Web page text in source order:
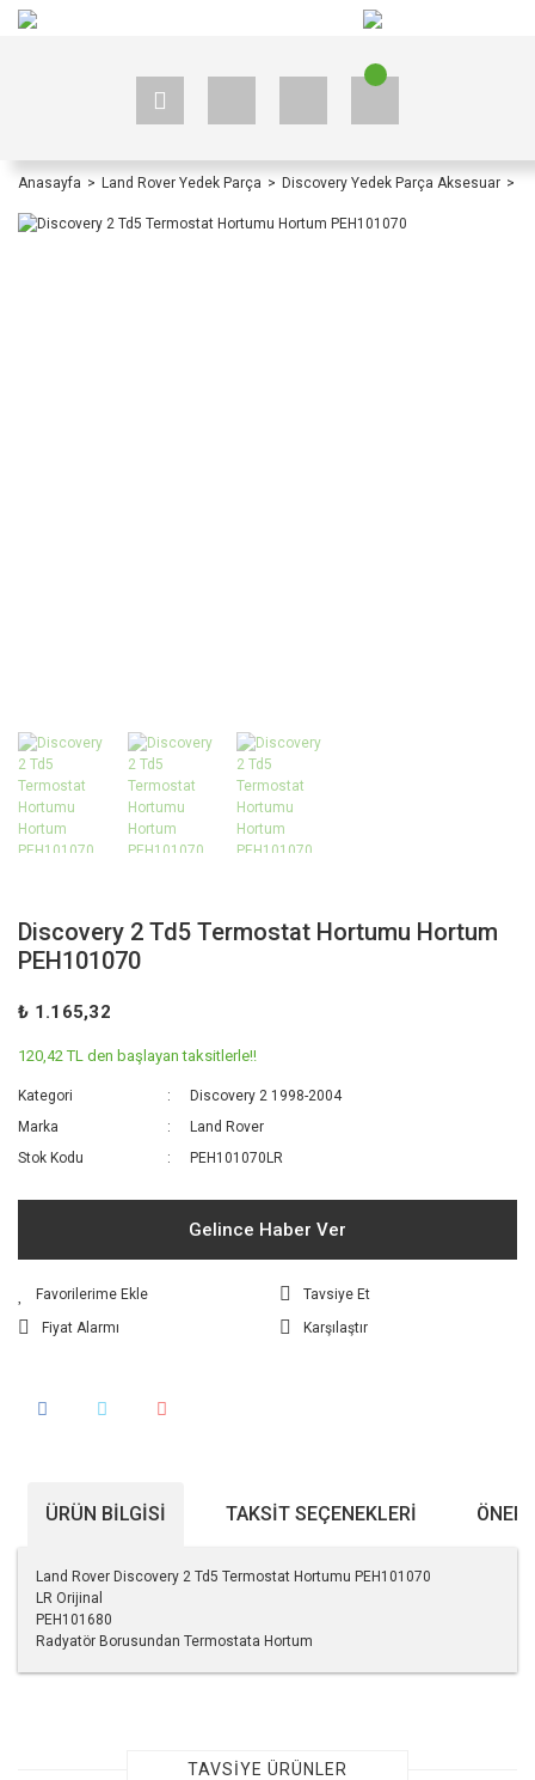
Anasayfa Land Rover Yedek Parça Discovery Yedek Parça Aksesuar
Discovery 2 Td5 Termostat Hortumu Hortum
PEH101070
₺ 1.165,32
120,42 TL den başlayan taksitlerle!!
Kategori
Discovery 2 1998-2004
Marka
Land Rover
Stok Kodu
PEH101070LR
Gelince Haber Ver
Tavsiye Et
Fiyat Alarmı
Karşılaştır
ÜRÜN BILGISI TAKSIT SEÇENEKLERI
Land Rover Discovery 2 Td5 Termostat Hortumu PEH101070
LR Orijinal
PEH101680
Radyatör Borusundan Termostata Hortum
Görüş ve önerileriniz için teşekkür ederiz.
TAVSİYE ÜRÜNLER